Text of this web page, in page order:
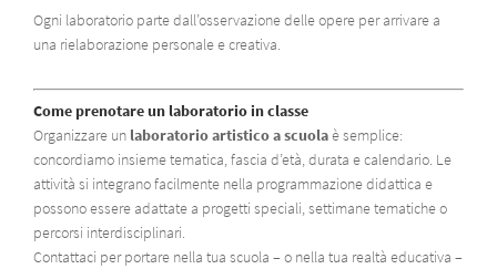
Ogni laboratorio parte dall’osservazione delle opere per arrivare a
una rielaborazione personale e creativa.
Come prenotare un laboratorio in classe
Organizzare un laboratorio artistico a scuolaè semplice:
concordiamo insieme tematica, fascia d’età, durata e calendario. Le
attività si integrano facilmente nella programmazione didattica e
possono essere adattate a progetti speciali, settimane tematiche o
percorsi interdisciplinari.
Contattaci per portare nella tua scuola – o nella tua realtà educativa –